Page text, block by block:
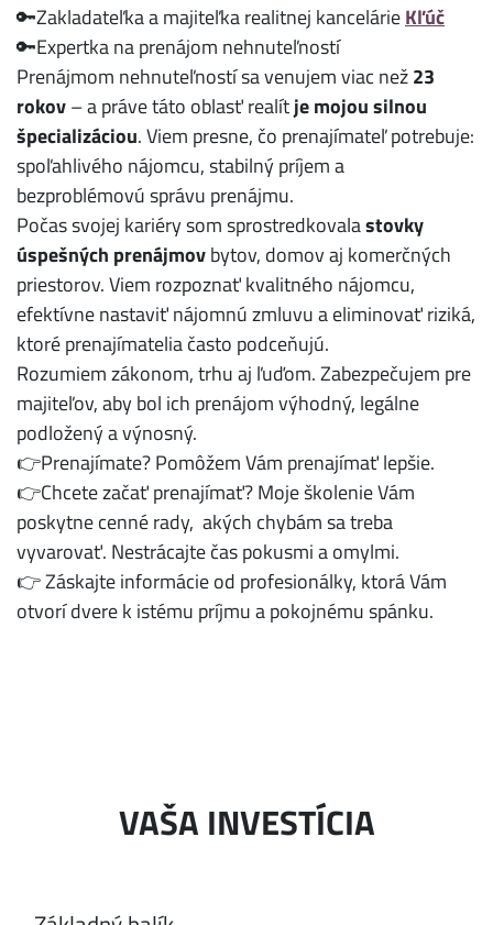
🔑Zakladateľka a majiteľka realitnej kancelárieKľúč
🔑Expertka na prenájom nehnuteľností
Prenájmom nehnuteľností sa venujem viac než23
rokov– a práve táto oblasť realítje mojou silnou
špecializáciou. Viem presne, čo prenajímateľ potrebuje:
spoľahlivého nájomcu, stabilný príjem a
bezproblémovú správu prenájmu.
Počas svojej kariéry som sprostredkovalastovky
úspešných prenájmovbytov, domov aj komerčných
priestorov. Viem rozpoznať kvalitného nájomcu,
efektívne nastaviť nájomnú zmluvu a eliminovať riziká,
ktoré prenajímatelia často podceňujú.
Rozumiem zákonom, trhu aj ľuďom. Zabezpečujem pre
majiteľov, aby bol ich prenájom výhodný, legálne
podložený a výnosný.
👉Prenajímate? Pomôžem Vám prenajímať lepšie.
👉Chcete začať prenajímať? Moje školenie Vám
poskytne cenné rady, akých chybám sa treba
vyvarovať. Nestrácajte čas pokusmi a omylmi.
👉 Záskajte informácie od profesionálky, ktorá Vám
otvorí dvere k istému príjmu a pokojnému spánku.
VAŠA INVESTÍCIA